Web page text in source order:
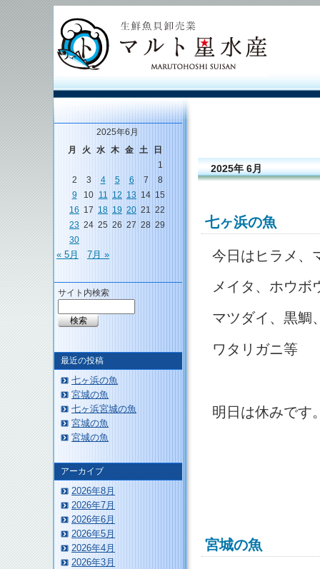
2025年 6月
七ヶ浜の魚
今日はヒラメ、
メイタ、ホウボ
マツダイ、黒鯛
ワタリガニ等
明日は休みです
宮城の魚
2025年6月
月
火 水 木 金 土
日
1
2
3 4 5 6 7
8
9
10 11 12 13 14 15
16 17 18 19 20 21 22
23 24 25 26 27 28 29
30
« 5月 7月 »
サイト内検索
最近の投稿
七ヶ浜の魚
宮城の魚
七ヶ浜宮城の魚
宮城の魚
宮城の魚
アーカイブ
2026年8月
2026年7月
2026年6月
2026年5月
2026年4月
2026年3月